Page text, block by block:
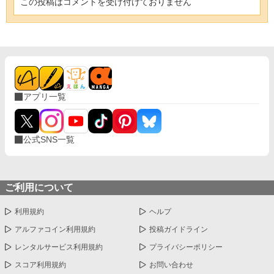
アプリ一覧
公式SNS一覧
ご利用について
利用規約 ヘルプ
アルファコイン利用規約 投稿ガイドライン
レンタルサービス利用規約 プライバシーポリシー
スコア利用規約 お問い合わせ